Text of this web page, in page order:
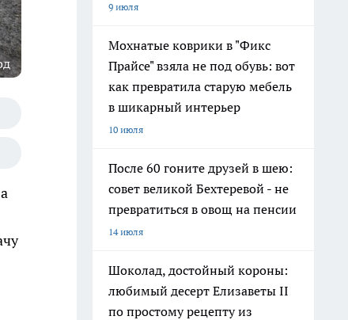
9 июля
Мохнатые коврики в "Фикс
Прайсе" взяла не под обувь: вот
как превратила старую мебель
в шикарный интерьер
10 июля
После 60 гоните друзей в шею:
совет великой Бехтеревой - не
превратиться в овощ на пенсии
14 июля
Шоколад, достойный короны:
любимый десерт Елизаветы II
по простому рецепту из